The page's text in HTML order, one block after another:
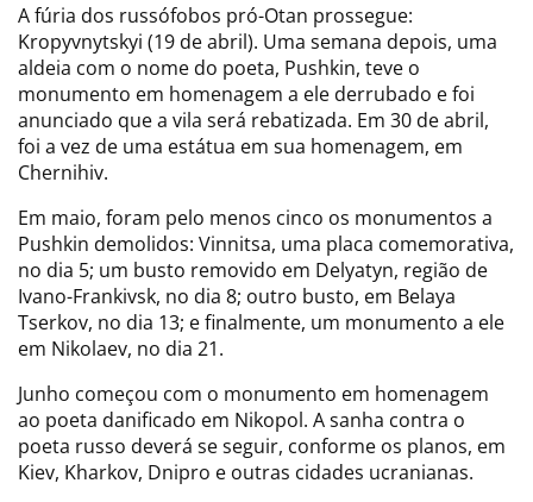
A fúria dos russófobos pró-Otan prossegue:
Kropyvnytskyi (19 de abril). Uma semana depois, uma
aldeia com o nome do poeta, Pushkin, teve o
monumento em homenagem a ele derrubado e foi
anunciado que a vila será rebatizada. Em 30 de abril,
foi a vez de uma estátua em sua homenagem, em
Chernihiv.
Em maio, foram pelo menos cinco os monumentos a
Pushkin demolidos: Vinnitsa, uma placa comemorativa,
no dia 5; um busto removido em Delyatyn, região de
Ivano-Frankivsk, no dia 8; outro busto, em Belaya
Tserkov, no dia 13; e finalmente, um monumento a ele
em Nikolaev, no dia 21.
Junho começou com o monumento em homenagem
ao poeta danificado em Nikopol. A sanha contra o
poeta russo deverá se seguir, conforme os planos, em
Kiev, Kharkov, Dnipro e outras cidades ucranianas.